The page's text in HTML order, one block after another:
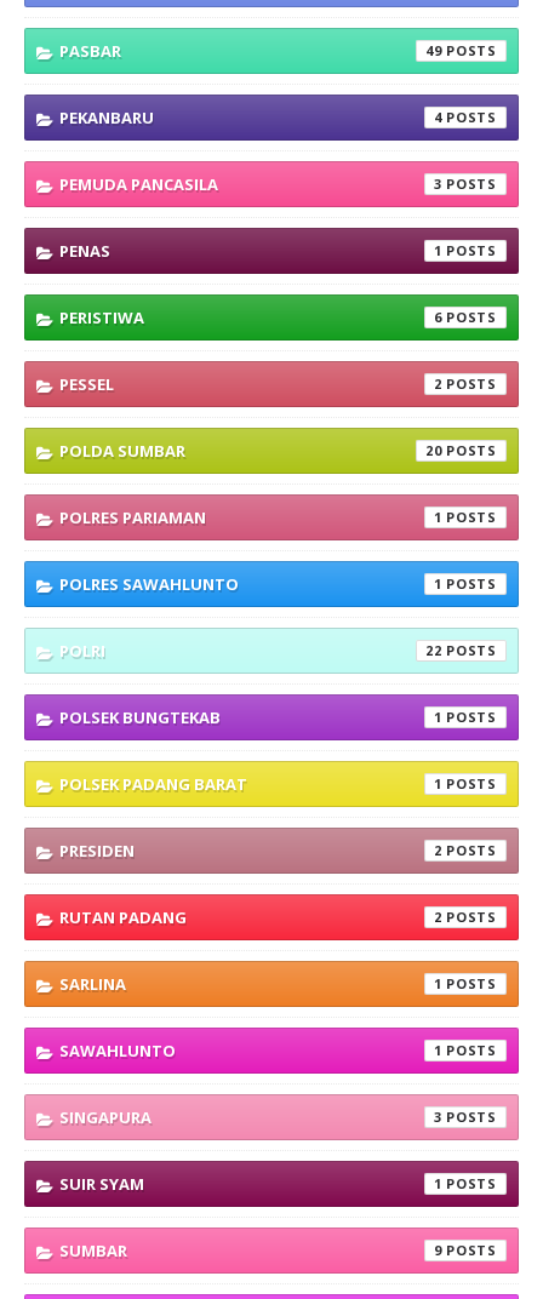
PASBAR 49
PEKANBARU 4
PEMUDA PANCASILA 3
PENAS 1
PERISTIWA 6
PESSEL 2
POLDA SUMBAR 20
POLRES PARIAMAN 1
POLRES SAWAHLUNTO 1
POLRI 22
POLSEK BUNGTEKAB 1
POLSEK PADANG BARAT 1
PRESIDEN 2
RUTAN PADANG 2
SARLINA 1
SAWAHLUNTO 1
SINGAPURA 3
SUIR SYAM 1
SUMBAR 9